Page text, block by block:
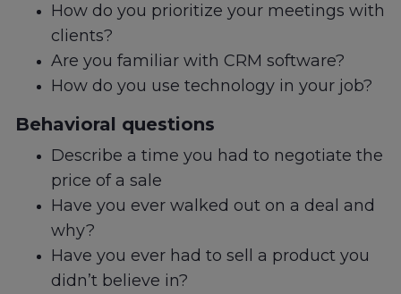
How do you prioritize your meetings with
clients?
Are you familiar with CRM software?
How do you use technology in your job?
Behavioral questions
Describe a time you had to negotiate the
price of a sale
Have you ever walked out on a deal and
why?
Have you ever had to sell a product you
didn’t believe in?